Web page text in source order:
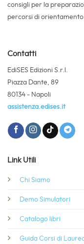
consigli per la
percorsi di
Contatti
EdiSES Edizioni S.r.l.
Piazza Dante, 89
80134 - Napoli
assistenza.edises.it
Link Utili
Chi Siamo
Demo Simulatori
Catalogo libri
Guida Corsi di